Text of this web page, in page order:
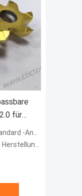
für
mit
Schimmelpilzhers